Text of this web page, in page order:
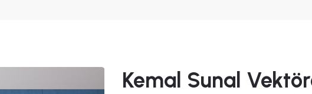
Kemal Sunal